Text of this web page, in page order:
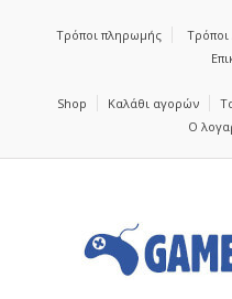
Τρόποι πληρωμής
Shop Καλάθι αγορών
Ο